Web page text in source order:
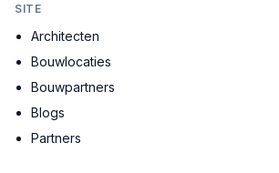
SITE
Architecten
Bouwlocaties
Bouwpartners
Blogs
Partners